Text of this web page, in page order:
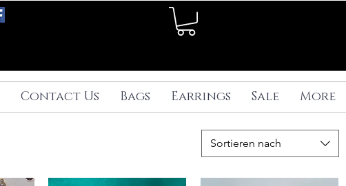
Contact Us Bags Earrings Sale More
Sortieren nach